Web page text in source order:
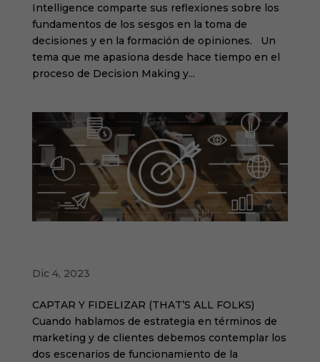
Intelligence comparte sus reflexiones sobre los
fundamentos de los sesgos en la toma de
decisiones y en la formación de opiniones. Un
tema que me apasiona desde hace tiempo en el
proceso de Decision Making y...
Dic 4, 2023
CAPTAR Y FIDELIZAR (THAT’S ALL FOLKS)
Cuando hablamos de estrategia en términos de
marketing y de clientes debemos contemplar los
dos escenarios de funcionamiento de la